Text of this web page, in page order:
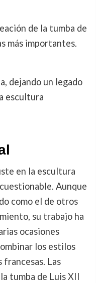
de la tumba de
más importantes.
dejando un legado
escultura
en la escultura
Aunque
como el de otros
su trabajo ha
ocasiones
los estilos
Las
tumba de Luis XII